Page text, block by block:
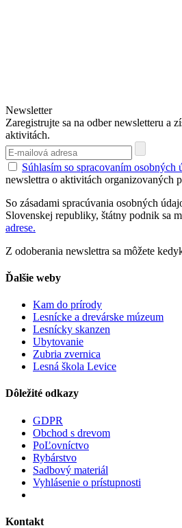
Newsletter
Zaregistrujte sa na odber newsletteru a
aktivitách.
Súhlasím so spracovaním osobných
newslettra o aktivitách organizovaných
So zásadami spracúvania osobných
Slovenskej republiky, štátny podnik sa
adrese.
Z odoberania newslettra sa môžete
Ďalšie weby
Kam do prírody
Lesnícke a drevárske múzeum
Lesnícky skanzen
Ubytovanie
Zubria zvernica
Lesná škola Levice
Dôležité odkazy
GDPR
Obchod s drevom
PoĽovníctvo
Rybárstvo
Sadbový materiál
Vyhlásenie o prístupnosti
Kontakt